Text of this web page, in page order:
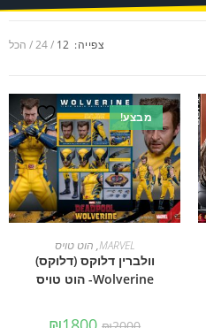
צפייה: 12
24 הכל
מבצע!
הוספה לסל
MARVEL
, הוט טויס
וולברין דלוקס (דלוקס)
Wolverine- הוט טויס